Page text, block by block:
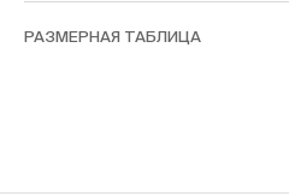
РАЗМЕРНАЯ ТАБЛИЦА